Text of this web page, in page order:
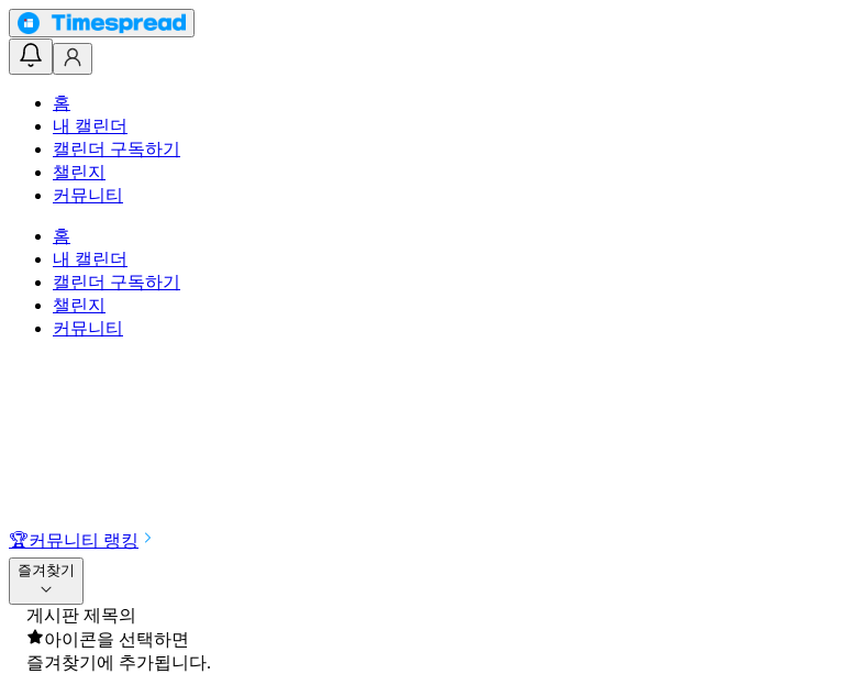
홈
내 캘린더
캘린더 구독하기
챌린지
커뮤니티
홈
내 캘린더
캘린더 구독하기
챌린지
커뮤니티
🏆커뮤니티 랭킹
즐겨찾기
게시판 제목의
아이콘을 선택하면
즐겨찾기에 추가됩니다.